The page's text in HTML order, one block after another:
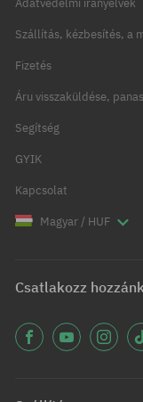
Adatvédelmi irányelvek
Szállítás, kézbesítés, a
Fizetés
Áru visszaküldése,
Segítség
GYIK
Kapcsolat
Magyar / HUF
Csatlakozz